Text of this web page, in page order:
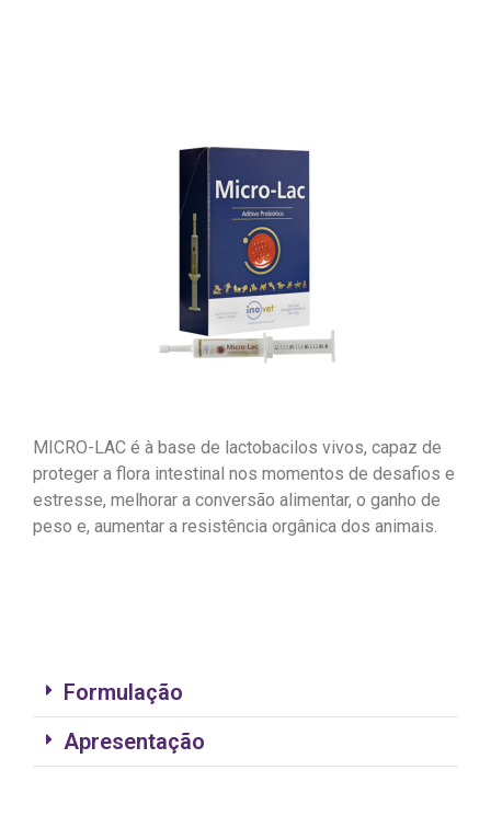
MICRO-LAC é à base de lactobacilos vivos, capaz de
proteger a flora intestinal nos momentos de desafios e
estresse, melhorar a conversão alimentar, o ganho de
peso e, aumentar a resistência orgânica dos animais.
Formulação
Apresentação